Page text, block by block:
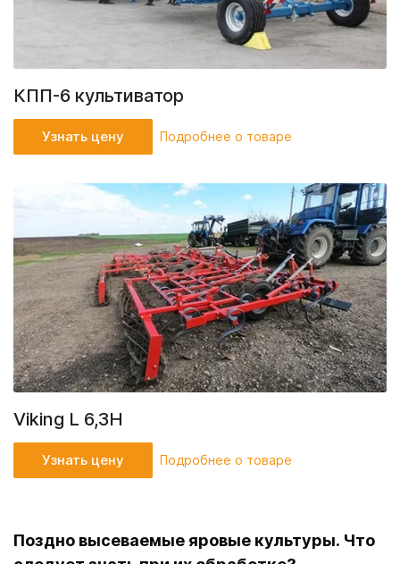
КПП-6 культиватор
Узнать цену Подробнее о товаре
Viking L 6,3H
Узнать цену Подробнее о товаре
Поздно высеваемые яровые культуры. Что